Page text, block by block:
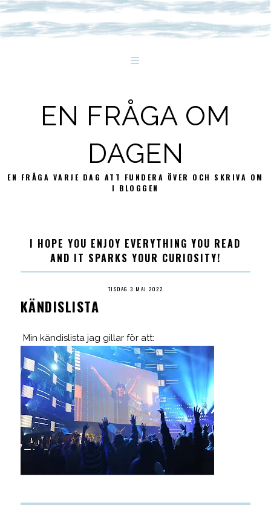
EN FRÅGA OM
DAGEN
EN FRÅGA VARJE DAG ATT FUNDERA ÖVER OCH SKRIVA OM
I BLOGGEN
I HOPE YOU ENJOY EVERYTHING YOU READ
AND IT SPARKS YOUR CURIOSITY!
TISDAG 3 MAJ 2022
KÄNDISLISTA
Min kändislista jag gillar för att: